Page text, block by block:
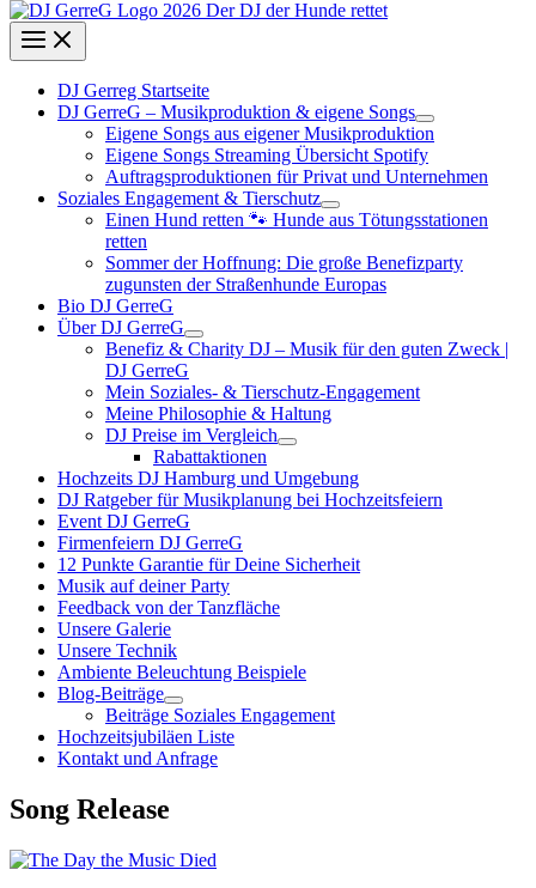
DJ Gerreg Startseite
DJ GerreG – Musikproduktion & eigene Songs
Eigene Songs aus eigener Musikproduktion
Eigene Songs Streaming Übersicht Spotify
Auftragsproduktionen für Privat und Unternehmen
Soziales Engagement & Tierschutz
Einen Hund retten 🐾 Hunde aus Tötungsstationen
retten
Sommer der Hoffnung: Die große Benefizparty
zugunsten der Straßenhunde Europas
Bio DJ GerreG
Über DJ GerreG
Benefiz & Charity DJ – Musik für den guten Zweck |
DJ GerreG
Mein Soziales- & Tierschutz-Engagement
Meine Philosophie & Haltung
DJ Preise im Vergleich
Rabattaktionen
Hochzeits DJ Hamburg und Umgebung
DJ Ratgeber für Musikplanung bei Hochzeitsfeiern
Event DJ GerreG
Firmenfeiern DJ GerreG
12 Punkte Garantie für Deine Sicherheit
Musik auf deiner Party
Feedback von der Tanzfläche
Unsere Galerie
Unsere Technik
Ambiente Beleuchtung Beispiele
Blog-Beiträge
Beiträge Soziales Engagement
Hochzeitsjubiläen Liste
Kontakt und Anfrage
Song Release